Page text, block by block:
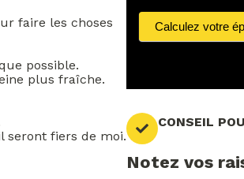
faire les choses
possible.
plus fraîche.
seront fiers de moi.
z
v
c
o
m
Calculez votre
CONSEIL
Notez vos